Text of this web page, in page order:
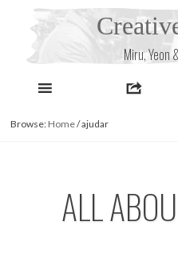
Miru, Yeon
Browse: Home/ajudar
ALL